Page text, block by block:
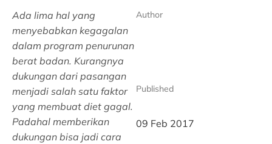
Ada lima hal yang
menyebabkan kegagalan
dalam program penurunan
berat badan. Kurangnya
dukungan dari pasangan
menjadi salah satu faktor
yang membuat diet gagal.
Padahal memberikan
dukungan bisa jadi cara
Author
Published
09 Feb 2017